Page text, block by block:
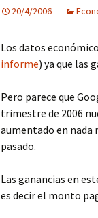
20/4/2006
Los datos
informe) ya que las
Pero parece que
trimestre de 2006
aumentado en nada
pasado.
Las ganancias en
es decir el monto